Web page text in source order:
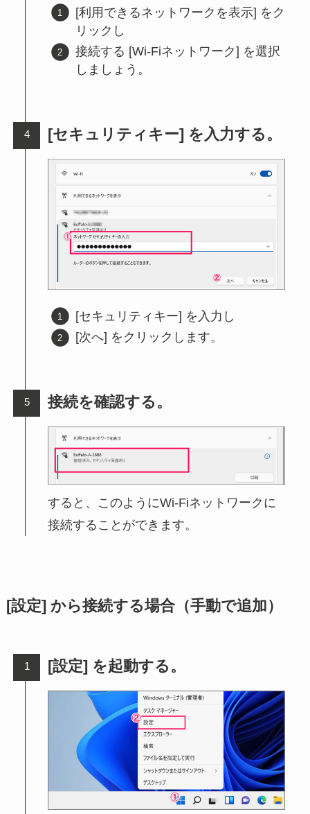
[利用できるネットワークを表示] をク
リックし
接続する [Wi-Fiネットワーク] を選択
しましょう。
[セキュリティキー] を入力する。
[セキュリティキー] を入力し
[次へ] をクリックします。
接続を確認する。
すると、このようにWi-Fiネットワークに
接続することができます。
[設定] から接続する場合（手動で追加）
[設定] を起動する。